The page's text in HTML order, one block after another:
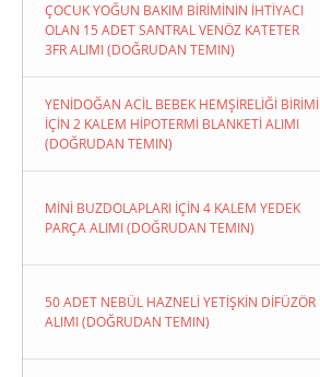
ÇOCUK YOĞUN BAKIM BİRİMİNİN İHTİYACI
OLAN 15 ADET SANTRAL VENÖZ KATETER
3FR ALIMI (DOĞRUDAN TEMIN)
YENİDOĞAN ACİL BEBEK HEMŞİRELİĞİ BİRİMİ
İÇİN 2 KALEM HİPOTERMİ BLANKETİ ALIMI
(DOĞRUDAN TEMIN)
MİNİ BUZDOLAPLARI İÇİN 4 KALEM YEDEK
PARÇA ALIMI (DOĞRUDAN TEMIN)
50 ADET NEBÜL HAZNELİ YETİŞKİN DİFÜZÖR
ALIMI (DOĞRUDAN TEMIN)